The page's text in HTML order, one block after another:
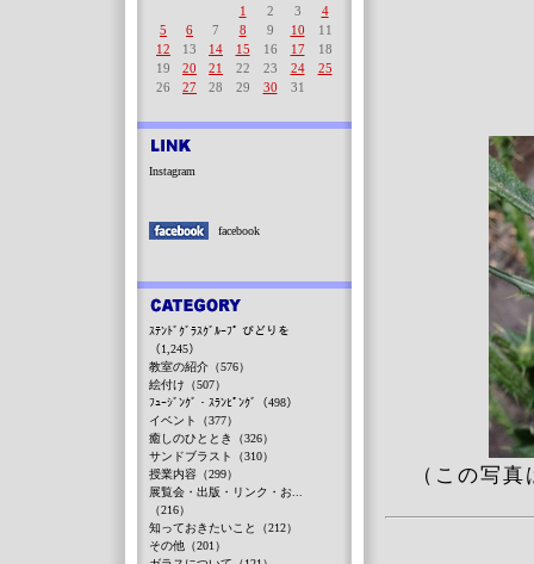
（この写
1
2 3
4
5
6 7 8 9 10
11
12
13 14 15 16 17
18
19
20 21 22 23 24
25
26
27 28 29 30 31
Instagram
facebook
ｽﾃﾝﾄﾞｸﾞﾗｽｸﾞﾙｰﾌﾟ びどりを
（1,245）
教室の紹介（576）
絵付け（507）
ﾌｭｰｼﾞﾝｸﾞ・ｽﾗﾝﾋﾟﾝｸﾞ（498）
イベント（377）
癒しのひととき（326）
サンドブラスト（310）
授業内容（299）
展覧会・出版・リンク・お...
（216）
知っておきたいこと（212）
その他（201）